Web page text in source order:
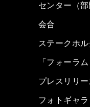
センター（部
会合
ステークホ
「フォーラ
プレスリリー
フォトギャ